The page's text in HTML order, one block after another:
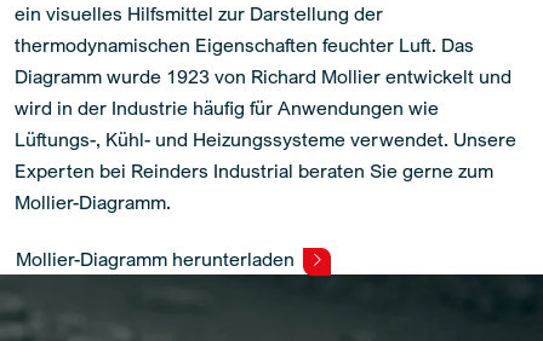
ein visuelles Hilfsmittel zur Darstellung der
thermodynamischen Eigenschaften feuchter Luft. Das
Diagramm wurde 1923 von Richard Mollier entwickelt und
wird in der Industrie häufig für Anwendungen wie
Lüftungs-, Kühl- und Heizungssysteme verwendet. Unsere
Experten bei Reinders Industrial beraten Sie gerne zum
Mollier-Diagramm.
Mollier-Diagramm herunterladen